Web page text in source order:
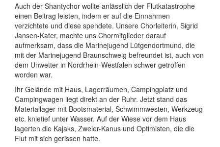
Auch der Shantychor wollte anlässlich der Flutkatastrophe
einen Beitrag leisten, indem er auf die Einnahmen
verzichtete und diese spendete. Unsere Chorleiterin, Sigrid
Jansen-Kater, machte uns Chormitglieder darauf
aufmerksam, dass die Marinejugend Lütgendortmund, die
mit der Marinejugend Braunschweig befreundet ist, auch von
dem Unwetter in Nordrhein-Westfalen schwer getroffen
worden war.
Ihr Gelände mit Haus, Lagerräumen, Campingplatz und
Campingwagen liegt direkt an der Ruhr. Jetzt stand das
Materiallager mit Bootsmaterial, Schwimmwesten, Werkzeug
etc. knietief unter Wasser. Auf der Wiese vor dem Haus
lagerten die Kajaks, Zweier-Kanus und Optimisten, die die
Flut mit sich gerissen hatte.